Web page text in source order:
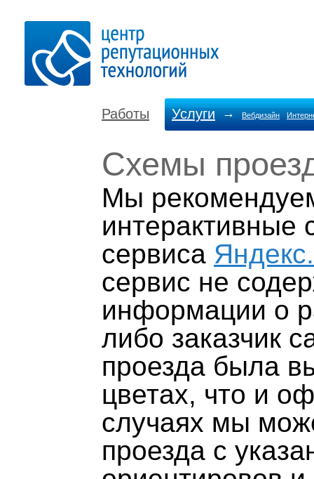
Работы Услуги → Вебдизайн
Схемы
Мы
интерактивные
сервиса
сервис не
информации о
либо заказчик
проезда была
цветах, что и
случаях мы
проезда с